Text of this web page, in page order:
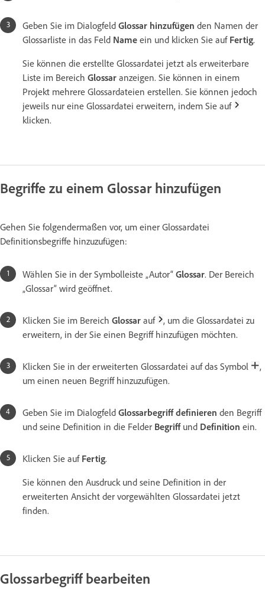
Geben Sie im Dialogfeld Glossar hinzufügen den Namen der
Glossarliste in das Feld Name ein und klicken Sie auf Fertig.
Sie können die erstellte Glossardatei jetzt als erweiterbare
Liste im Bereich Glossar anzeigen. Sie können in einem
Projekt mehrere Glossardateien erstellen. Sie können jedoch
jeweils nur eine Glossardatei erweitern, indem Sie auf
klicken.
Begriffe zu einem Glossar hinzufügen
Gehen Sie folgendermaßen vor, um einer Glossardatei
Definitionsbegriffe hinzuzufügen:
Wählen Sie in der Symbolleiste „Autor“ Glossar. Der Bereich
„Glossar“ wird geöffnet.
Klicken Sie im Bereich Glossar auf
, um die Glossardatei zu
erweitern, in der Sie einen Begriff hinzufügen möchten.
Klicken Sie in der erweiterten Glossardatei auf das Symbol
,
um einen neuen Begriff hinzuzufügen.
Geben Sie im Dialogfeld Glossarbegriff definieren den Begriff
und seine Definition in die Felder Begriffund Definition ein.
Klicken Sie auf Fertig.
Sie können den Ausdruck und seine Definition in der
erweiterten Ansicht der vorgewählten Glossardatei jetzt
finden.
Glossarbegriff bearbeiten